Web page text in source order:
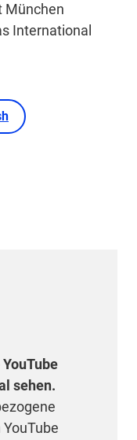
München
International
sehen.